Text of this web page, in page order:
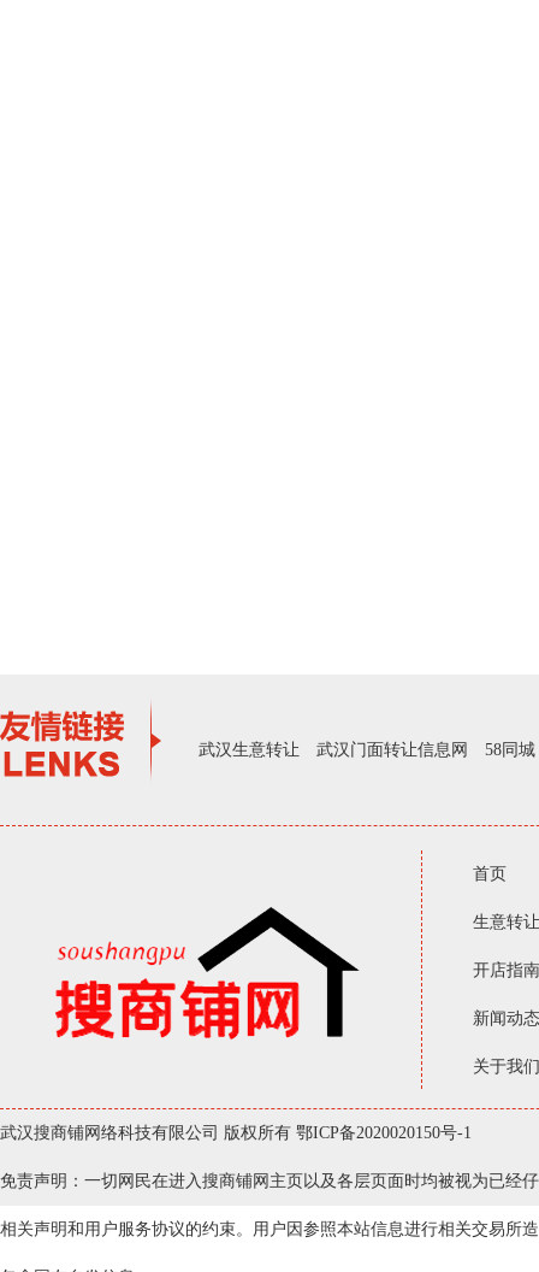
武汉生意转让 武汉门面转让信息网 58同城
首页
生意转让
开店指南
新闻动态
关于我们
武汉搜商铺网络科技有限公司 版权所有 鄂ICP备2020020150号-1
免责声明：一切网民在进入搜商铺网主页以及各层页面时均被视为已经
相关声明和用户服务协议的约束。用户因参照本站信息进行相关交易所